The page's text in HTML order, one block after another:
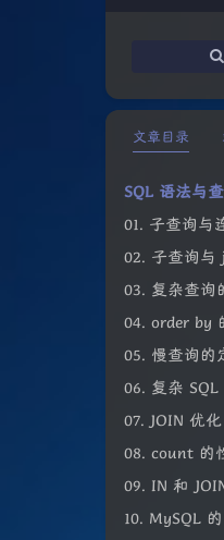
文章目录
SQL 语法与
01. 子查询与
02. 子查询与
03. 复杂查询
04. order by
05. 慢查询的
06. 复杂
07. JOIN 优化
08. count 的
09. IN 和
10. MySQL